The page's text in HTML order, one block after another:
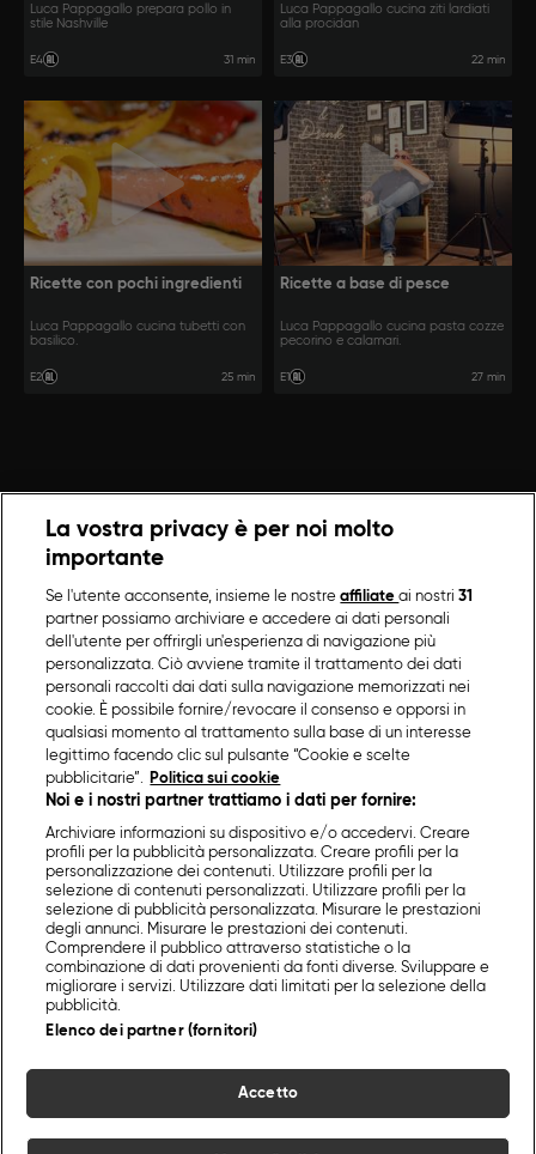
Luca Pappagallo prepara pollo in
stile Nashville
E4 31 min
Luca Pappagallo cucina ziti lardiati
alla procidan
E3 22 min
Ricette con pochi ingredienti
Luca Pappagallo cucina tubetti con
basilico.
E2 25 min
Ricette a base di pesce
Luca Pappagallo cucina pasta cozze
pecorino e calamari.
E1 27 min
La vostra privacy è per noi molto
importante
Se l'utente acconsente, insieme le nostreaffiliateai nostri31
partner possiamo archiviare e accedere ai dati personali
dell'utente per offrirgli un'esperienza di navigazione più
personalizzata. Ciò avviene tramite il trattamento dei dati
personali raccolti dai dati sulla navigazione memorizzati nei
cookie. È possibile fornire/revocare il consenso e opporsi in
qualsiasi momento al trattamento sulla base di un interesse
legittimo facendo clic sul pulsante “Cookie e scelte
pubblicitarie”.
Politica sui cookie
Noi e i nostri partner trattiamo i dati per fornire:
Archiviare informazioni su dispositivo e/o accedervi. Creare
profili per la pubblicità personalizzata. Creare profili per la
personalizzazione dei contenuti. Utilizzare profili per la
selezione di contenuti personalizzati. Utilizzare profili per la
selezione di pubblicità personalizzata. Misurare le prestazioni
degli annunci. Misurare le prestazioni dei contenuti.
Comprendere il pubblico attraverso statistiche o la
combinazione di dati provenienti da fonti diverse. Sviluppare e
migliorare i servizi. Utilizzare dati limitati per la selezione della
pubblicità.
Elenco dei partner (fornitori)
Accetto